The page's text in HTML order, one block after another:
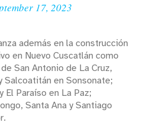
17, 2023
además en la construcción
en Nuevo Cuscatlán como
San Antonio de La Cruz,
Salcoatitán en Sonsonate;
El Paraíso en La Paz;
Santa Ana y Santiago